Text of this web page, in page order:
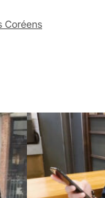
Coréens